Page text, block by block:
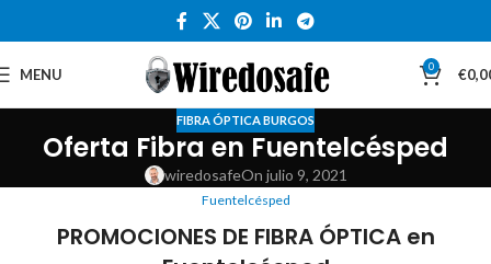
MENU 0 €
FIBRA ÓPTICA BURGOS
Oferta Fibra en Fuentelcésped
wiredosafeOn julio 9, 2021
Fuentelcésped
PROMOCIONES DE FIBRA ÓPTICA en